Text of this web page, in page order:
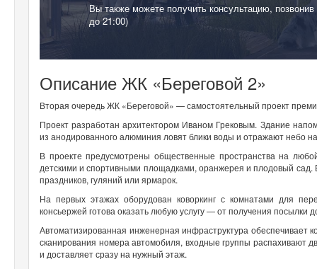
Вы также можете получить консультацию,
до 21:00)
Описание ЖК «Береговой 2»
Вторая очередь ЖК «Береговой» — самостоятельный проект
Проект разработан архитектором Иваном Грековым. Здание
из анодированного алюминия ловят блики воды и отражают небо
В проекте предусмотрены общественные пространства на
детскими и спортивными площадками, оранжерея и плодовый
праздников, гуляний или ярмарок.
На первых этажах оборудован коворкинг с комнатами для
консьержей готова оказать любую услугу — от получения посылки
Автоматизированная инженерная инфраструктура обеспечивает
сканирования номера автомобиля, входные группы распахивают
и доставляет сразу на нужный этаж.